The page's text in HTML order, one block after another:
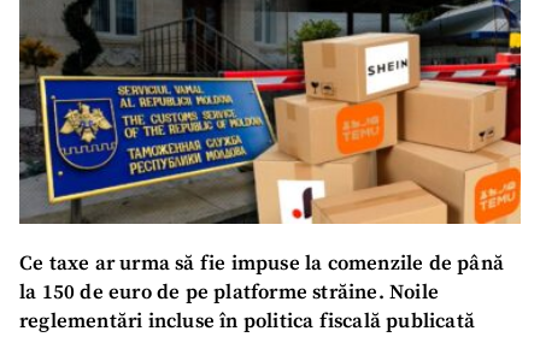
Ce taxe ar urma să fie impuse la comenzile de până
la 150 de euro de pe platforme străine. Noile
reglementări incluse în politica fiscală publicată